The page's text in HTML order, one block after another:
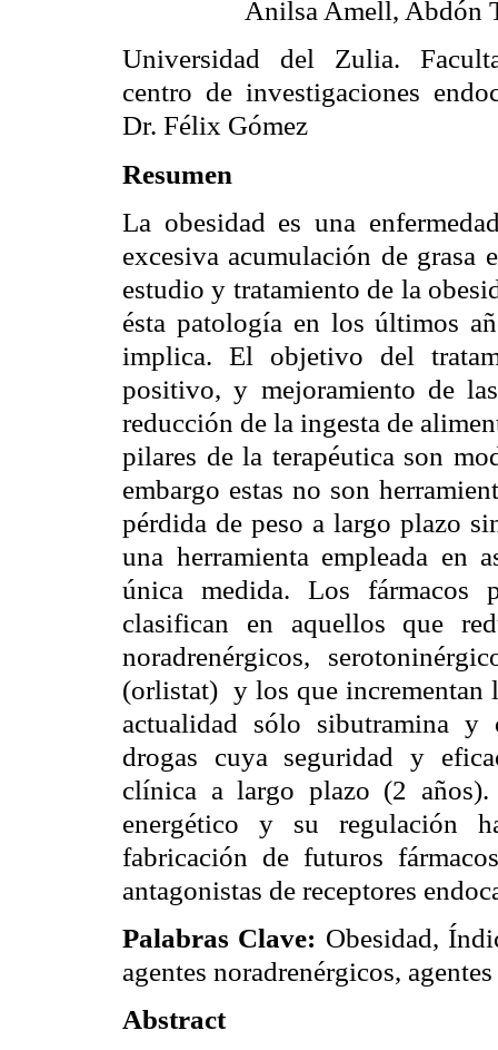
Anilsa Amell, Abdón
Universidad del Zulia.
centro de investigaciones
Dr. Félix Gómez
Resumen
La obesidad es una
excesiva acumulación de
estudio y tratamiento de la
ésta patología en los últimos
implica. El objetivo del
positivo, y mejoramiento de
reducción de la ingesta de
pilares de la terapéutica son
embargo estas no son
pérdida de peso a largo plazo
una herramienta empleada en
única medida. Los fármacos
clasifican en aquellos que
noradrenérgicos,
(orlistat) y los que incrementan
actualidad sólo sibutramina
drogas cuya seguridad y
clínica a largo plazo (2
energético y su regulación
fabricación de futuros fármacos
antagonistas de receptores
Palabras Clave: Obesidad,
agentes noradrenérgicos,
Abstract